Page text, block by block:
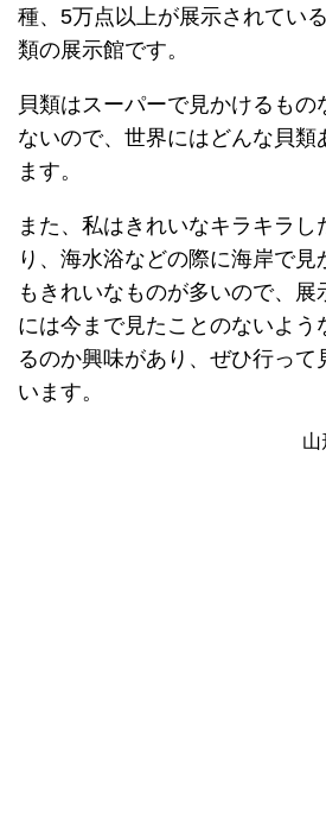
種、5万点以上が展示されてい
類の展示館です。
貝類はスーパーで見かけるもの
ないので、世界にはどんな貝類
ます。
また、私はきれいなキラキラし
り、海水浴などの際に海岸で見
もきれいなものが多いので、展
には今まで見たことのないよう
るのか興味があり、ぜひ行って
います。
山